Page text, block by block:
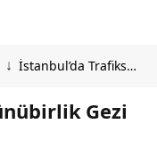
↓ İstanbul’da Trafiksiz Günübirlik Gezi Yerleri
Gezi